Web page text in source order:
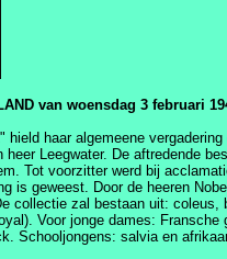
van woensdag 3 februari
hield haar algemeene
Leegwater. De aftredende
Tot voorzitter werd bij
is geweest. Door de heeren
collectie zal bestaan uit: coleus,
Voor jonge dames: Fransche
Schooljongens: salvia en